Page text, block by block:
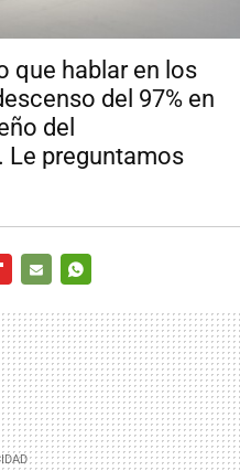
que hablar en los
del 97% en
del
Le preguntamos
MAIL